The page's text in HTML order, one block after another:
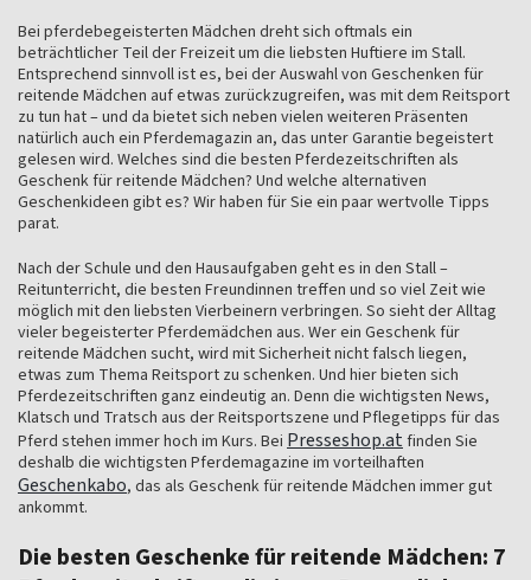
Bei pferdebegeisterten Mädchen dreht sich oftmals ein
beträchtlicher Teil der Freizeit um die liebsten Huftiere im Stall.
Entsprechend sinnvoll ist es, bei der Auswahl von Geschenken für
reitende Mädchen auf etwas zurückzugreifen, was mit dem Reitsport
zu tun hat – und da bietet sich neben vielen weiteren Präsenten
natürlich auch ein Pferdemagazin an, das unter Garantie begeistert
gelesen wird. Welches sind die besten Pferdezeitschriften als
Geschenk für reitende Mädchen? Und welche alternativen
Geschenkideen gibt es? Wir haben für Sie ein paar wertvolle Tipps
parat.
Nach der Schule und den Hausaufgaben geht es in den Stall –
Reitunterricht, die besten Freundinnen treffen und so viel Zeit wie
möglich mit den liebsten Vierbeinern verbringen. So sieht der Alltag
vieler begeisterter Pferdemädchen aus. Wer ein Geschenk für
reitende Mädchen sucht, wird mit Sicherheit nicht falsch liegen,
etwas zum Thema Reitsport zu schenken. Und hier bieten sich
Pferdezeitschriften ganz eindeutig an. Denn die wichtigsten News,
Klatsch und Tratsch aus der Reitsportszene und Pflegetipps für das
Pferd stehen immer hoch im Kurs. Bei Presseshop.at finden Sie
deshalb die wichtigsten Pferdemagazine im vorteilhaften
Geschenkabo, das als Geschenk für reitende Mädchen immer gut
ankommt.
Die besten Geschenke für reitende Mädchen: 7